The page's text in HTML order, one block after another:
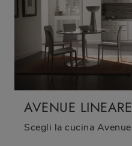
AVENUE LINEARE